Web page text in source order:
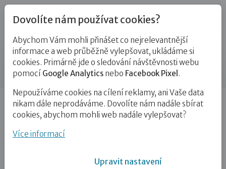
Blog
Příspěvek
Úvod Blog Ostatní
Za tajemstvím zvánovického
potoka
Za tajemstvím zvánovického potoka
Dovolíte nám používat cookies?
Abychom Vám mohli přinášet co nejrelevantnější
informace a web průběžně vylepšovat, ukládáme si
cookies. Primárně jde o sledování návštěvnosti webu
pomocí Google Analytics nebo Facebook Pixel .
Nepoužíváme cookies na cílení reklamy, ani Vaše data
nikam dále neprodáváme. Dovolíte nám nadále sbírat
cookies, abychom mohli web nadále vylepšovat?
Více informací
Upravit nastavení